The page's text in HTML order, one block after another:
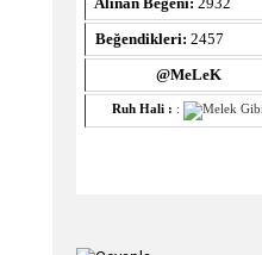
Beğendikleri: 2457
@MeLeK
Ruh Hali : :